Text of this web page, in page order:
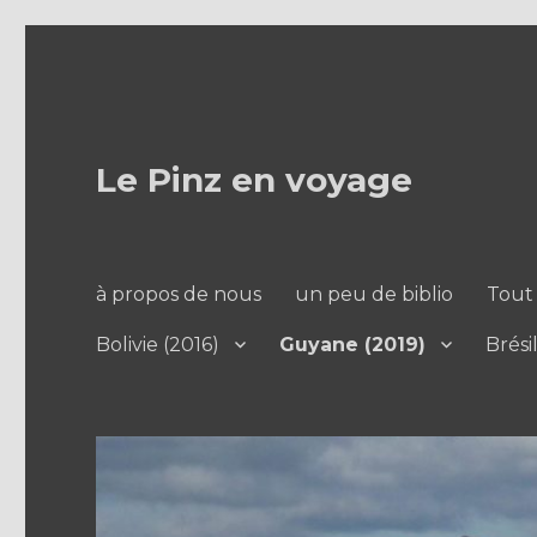
Le Pinz en voyage
à propos de nous un peu de biblio Tout
Bolivie (2016) Guyane (2019)